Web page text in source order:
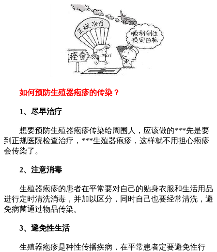
如何预防生殖器疱疹的传染？
1、尽早治疗
想要预防生殖器疱疹传染给周围人，应该做的***先是要
到正规医院检查治疗，***生殖器疱疹，这样就不用担心疱疹
会传染了。
2、注意消毒
生殖器疱疹的患者在平常要对自己的贴身衣服和生活用品
进行定时清洗消毒，并加以区分，同时自己也要经常清洗，避
免病菌通过物品传染。
3、避免性生活
生殖器疱疹是种性传播疾病，在平常患者定要避免性行